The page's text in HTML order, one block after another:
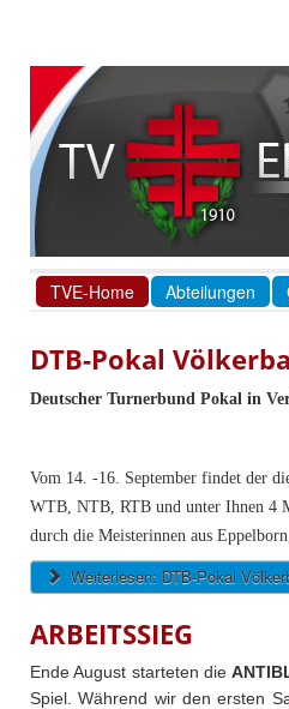
TVE-Home Abteilungen
DTB-Pokal
Deutscher Turnerbund Pokal in
Vom 14. -16. September findet der
WTB, NTB, RTB und unter Ihnen 4
durch die Meisterinnen aus
Weiterlesen: DTB-Pokal
ARBEITSSIEG
Ende August starteten die
Spiel. Während wir den ersten